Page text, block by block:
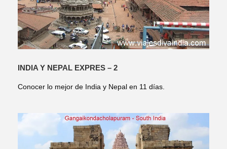
INDIA Y NEPAL EXPRES – 2
Conocer lo mejor de India y Nepal en 11 días.